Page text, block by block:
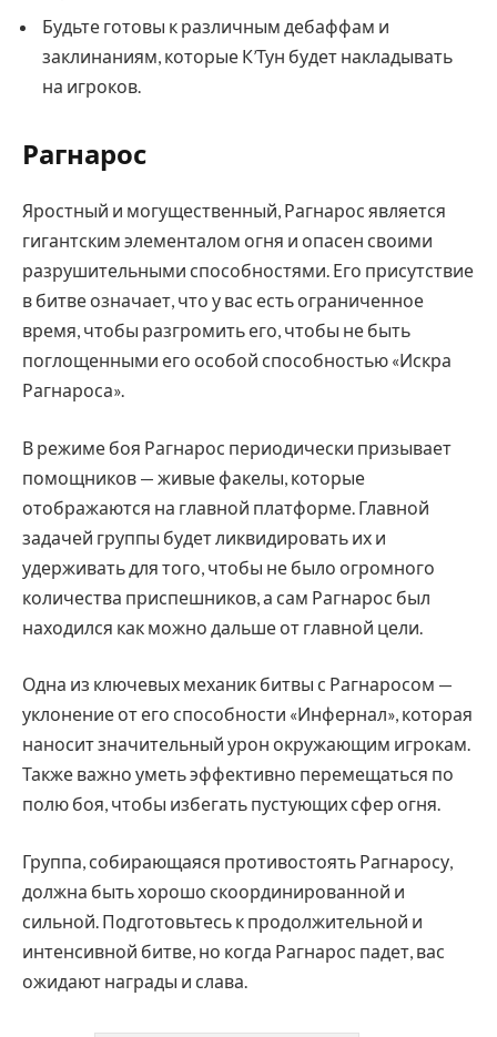
Будьте готовы к различным дебаффам и
заклинаниям, которые К’Тун будет накладывать
на игроков.
Рагнарос
Яростный и могущественный, Рагнарос является
гигантским элементалом огня и опасен своими
разрушительными способностями. Его присутствие
в битве означает, что у вас есть ограниченное
время, чтобы разгромить его, чтобы не быть
поглощенными его особой способностью «Искра
Рагнароса».
В режиме боя Рагнарос периодически призывает
помощников — живые факелы, которые
отображаются на главной платформе. Главной
задачей группы будет ликвидировать их и
удерживать для того, чтобы не было огромного
количества приспешников, а сам Рагнарос был
находился как можно дальше от главной цели.
Одна из ключевых механик битвы с Рагнаросом —
уклонение от его способности «Инфернал», которая
наносит значительный урон окружающим игрокам.
Также важно уметь эффективно перемещаться по
полю боя, чтобы избегать пустующих сфер огня.
Группа, собирающаяся противостоять Рагнаросу,
должна быть хорошо скоординированной и
сильной. Подготовьтесь к продолжительной и
интенсивной битве, но когда Рагнарос падет, вас
ожидают награды и слава.